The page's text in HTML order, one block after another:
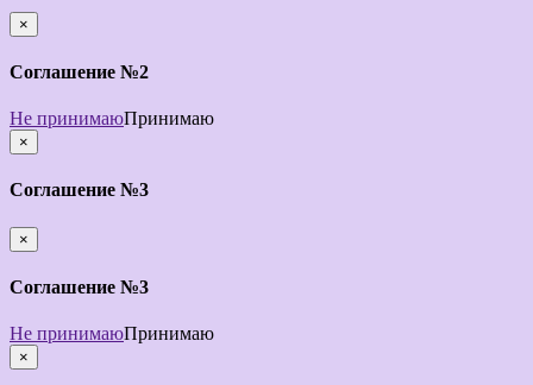
×
закрыть
Соглашение №2
Не принимаюПринимаю
×
закрыть
Соглашение №3
×
закрыть
Соглашение №3
Не принимаюПринимаю
×
закрыть